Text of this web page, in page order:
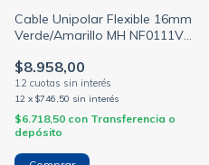
Cable Unipolar Flexible 16mm
Verde/Amarillo MH NF0111V
$8.958,00
12 x $746,50 sin interés
$6.718,50 con Transferencia o
depósito